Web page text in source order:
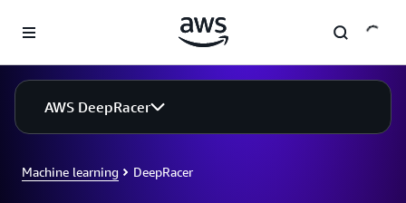
AWS DeepRacer
Machine learning DeepRacer